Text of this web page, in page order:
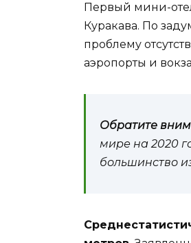
Первый мини-
Куракава. По
проблему
аэропорты и
Обратите
мире на 2020
большинство